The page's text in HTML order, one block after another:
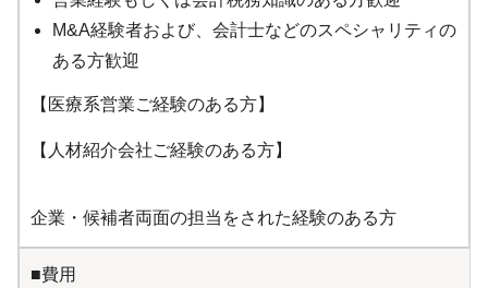
M&A経験者および、会計士などのスペシャリティの
ある方歓迎
【医療系営業ご経験のある方】
【人材紹介会社ご経験のある方】
企業・候補者両面の担当をされた経験のある方
■費用